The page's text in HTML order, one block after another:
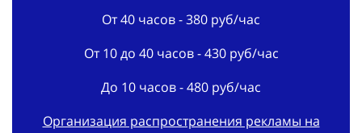
От 40 часов - 380 руб/час
От 10 до 40 часов - 430 руб/час
До 10 часов - 480 руб/час
Организация распространения рекламы на